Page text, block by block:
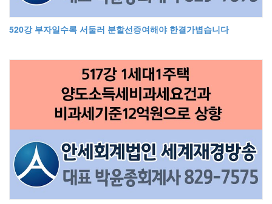
520강 부자일수록 서둘러 분할선증여해야 한결가볍습니다